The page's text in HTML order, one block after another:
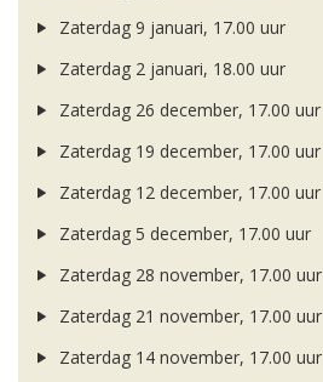
Zaterdag 9 januari, 17.00 uur
Zaterdag 2 januari, 18.00 uur
Zaterdag 26 december, 17.00 uur
Zaterdag 19 december, 17.00 uur
Zaterdag 12 december, 17.00 uur
Zaterdag 5 december, 17.00 uur
Zaterdag 28 november, 17.00 uur
Zaterdag 21 november, 17.00 uur
Zaterdag 14 november, 17.00 uur